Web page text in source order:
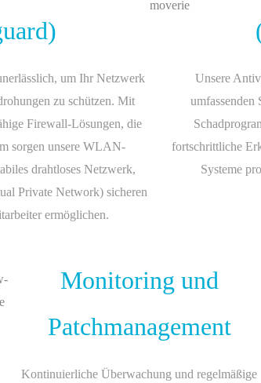
um Ihr Netzwerk
zu schützen. Mit
Firewall-Lösungen, die
sorgen unsere WLAN-
drahtloses Netzwerk,
Private Network) sicheren
ermöglichen.
Unsere
umfassenden
fortschrittliche
Systeme
Monitoring und
Patchmanagement
Kontinuierliche Überwachung und regelmäßige